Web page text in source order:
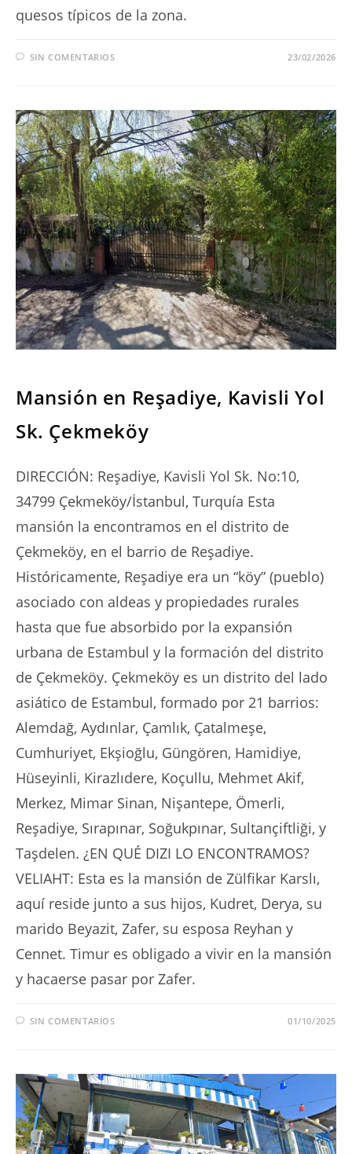
quesos típicos de la zona.
SIN COMENTARIOS 23/02/2026
Mansión en Reşadiye, Kavisli Yol
Sk. Çekmeköy
DIRECCIÓN: Reşadiye, Kavisli Yol Sk. No:10,
34799 Çekmeköy/İstanbul, Turquía Esta
mansión la encontramos en el distrito de
Çekmeköy, en el barrio de Reşadiye.
Históricamente, Reşadiye era un “köy” (pueblo)
asociado con aldeas y propiedades rurales
hasta que fue absorbido por la expansión
urbana de Estambul y la formación del distrito
de Çekmeköy. Çekmeköy es un distrito del lado
asiático de Estambul, formado por 21 barrios:
Alemdağ, Aydınlar, Çamlık, Çatalmeşe,
Cumhuriyet, Ekşioğlu, Güngören, Hamidiye,
Hüseyinli, Kirazlıdere, Koçullu, Mehmet Akif,
Merkez, Mimar Sinan, Nişantepe, Ömerli,
Reşadiye, Sırapınar, Soğukpınar, Sultançiftliği, y
Taşdelen. ¿EN QUÉ DIZI LO ENCONTRAMOS?
VELIAHT: Esta es la mansión de Zülfikar Karslı,
aquí reside junto a sus hijos, Kudret, Derya, su
marido Beyazit, Zafer, su esposa Reyhan y
Cennet. Timur es obligado a vivir en la mansión
y hacaerse pasar por Zafer.
SIN COMENTARIOS 01/10/2025